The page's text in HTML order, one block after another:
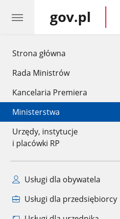
Strona główna
Rada Ministrów
Kancelaria Premiera
Ministerstwa
Urzędy, instytucje
i placówki RP
Usługi dla obywatela
Usługi dla przedsiębiorcy
gov.pl